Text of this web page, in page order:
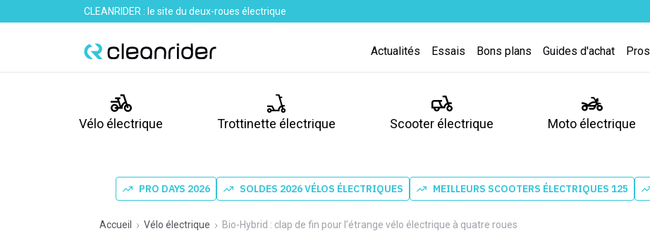
CLEANRIDER : le site du deux-roues électrique
Actualités Essais Bons plans Guides d'achat Pros
Vélo électrique Trottinette électrique Scooter électrique Moto électrique
PRO DAYS 2026 SOLDES 2026 VÉLOS ÉLECTRIQUES MEILLEURS SCOOTERS ÉLECTRIQUES 125
Accueil Vélo électrique Bio-Hybrid : clap de fin pour l’étrange vélo électrique à quatre roues